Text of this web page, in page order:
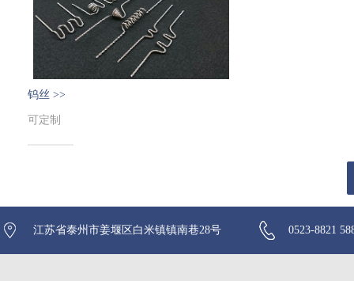
钨丝 >>
可定制
江苏省泰州市姜堰区白米镇镇南巷28号 0523-8821